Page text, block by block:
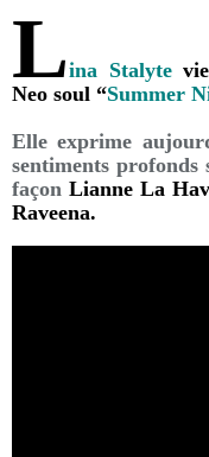
Lina Stalyte
Neo soul “Summer
Elle exprime
sentiments profonds
façon Lianne La
Raveena.